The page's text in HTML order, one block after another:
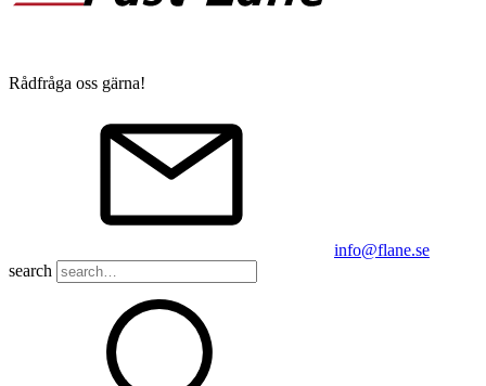
Rådfråga oss gärna!
info@flane.se
search